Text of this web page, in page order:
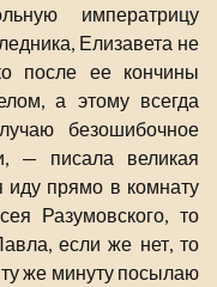
императрицу
Елизавета не
после ее кончины
а этому всегда
безошибочное
— писала великая
иду прямо в комнату
Разумовского, то
если же нет, то
же минуту посылаю